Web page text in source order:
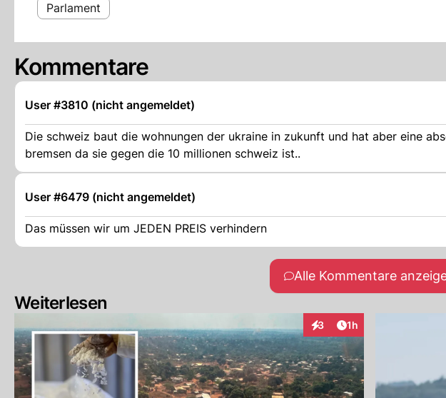
Parlament
Kommentare
User #3810 (nicht angemeldet)
Die schweiz baut die wohnungen der ukraine in zukunft und hat aber eine
bremsen da sie gegen die 10 millionen schweiz ist..
User #6479 (nicht angemeldet)
Das müssen wir um JEDEN PREIS verhindern
Alle Kommentare
Weiterlesen
3
InteraktionenArtikel veröffentlicht:
1h